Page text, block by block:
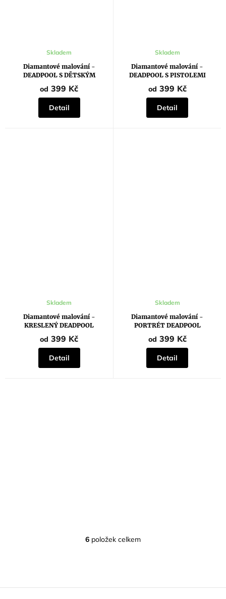
Diamantové malování -
DEADPOOL S DĚTSKÝM
BATOHEM
Skladem
od 399 Kč
Detail
Diamantové malování -
DEADPOOL S PISTOLEMI
Skladem
od 399 Kč
Detail
Diamantové malování -
KRESLENÝ DEADPOOL
Skladem
od 399 Kč
Detail
Diamantové malování -
PORTRÉT DEADPOOL
Skladem
od 399 Kč
Detail
O
6 položek celkem